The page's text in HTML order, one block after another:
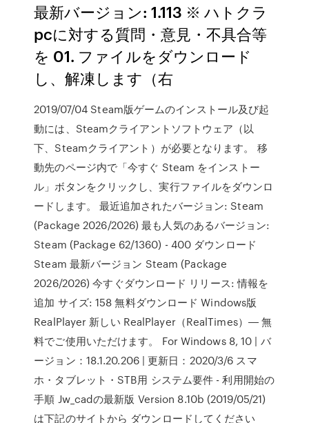
最新バージョン: 1.113 ※ ハトクラ
pcに対する質問・意見・不具合等
を 01. ファイルをダウンロード
し、解凍します（右
2019/07/04 Steam版ゲームのインストール及び起
動には、Steamクライアントソフトウェア（以
下、Steamクライアント）が必要となります。 移
動先のページ内で「今すぐ Steam をインストー
ル」ボタンをクリックし、実行ファイルをダウンロ
ードします。 最近追加されたバージョン: Steam
(Package 2026/2026) 最も人気のあるバージョン:
Steam (Package 62/1360) - 400 ダウンロード
Steam 最新バージョン Steam (Package
2026/2026) 今すぐダウンロード リリース: 情報を
追加 サイズ: 158 無料ダウンロード Windows版
RealPlayer 新しい RealPlayer（RealTimes）― 無
料でご使用いただけます。 For Windows 8, 10 | バ
ージョン：18.1.20.206 | 更新日：2020/3/6 スマ
ホ・タブレット・STB用 システム要件 - 利用開始の
手順 Jw_cadの最新版 Version 8.10b (2019/05/21)
は下記のサイトから ダウンロードしてください